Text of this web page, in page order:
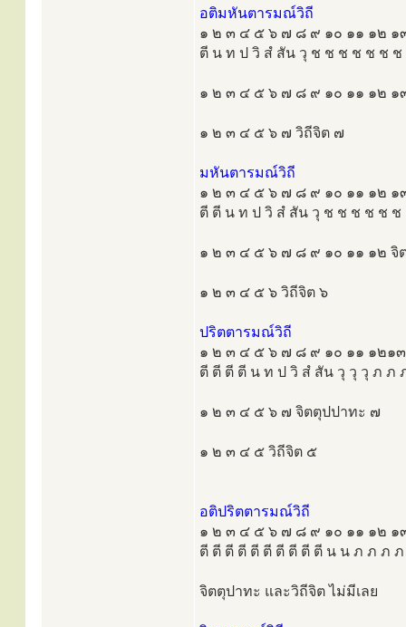
อติมหันตารมณ์วิถี
๑ ๒ ๓ ๔ ๕ ๖ ๗ ๘ ๙ ๑๐ ๑๑ ๑๒
ตี น ท ป วิ สํ สัน วุ ช ช ช ช ช ช ช
๑ ๒ ๓ ๔ ๕ ๖ ๗ ๘ ๙ ๑๐ ๑๑ ๑๒ ๑
๑ ๒ ๓ ๔ ๕ ๖ ๗ วิถีจิต ๗
มหันตารมณ์วิถี
๑ ๒ ๓ ๔ ๕ ๖ ๗ ๘ ๙ ๑๐ ๑๑ ๑๒
ตี ตี น ท ป วิ สํ สัน วุ ช ช ช ช ช ช
๑ ๒ ๓ ๔ ๕ ๖ ๗ ๘ ๙ ๑๐ ๑๑ ๑๒ จิ
๑ ๒ ๓ ๔ ๕ ๖ วิถีจิต ๖
ปริตตารมณ์วิถี
๑ ๒ ๓ ๔ ๕ ๖ ๗ ๘ ๙ ๑๐ ๑๑ ๑๒๑
ตี ตี ตี ตี น ท ป วิ สํ สัน วุ วุ วุ ภ ภ
๑ ๒ ๓ ๔ ๕ ๖ ๗ จิตตุปปาทะ ๗
๑ ๒ ๓ ๔ ๕ วิถีจิต ๕
อติปริตตารมณ์วิถี
๑ ๒ ๓ ๔ ๕ ๖ ๗ ๘ ๙ ๑๐ ๑๑ ๑๒
ตี ตี ตี ตี ตี ตี ตี ตี ตี ตี น น ภ ภ ภ
จิตตุปาทะ และวิถีจิต ไม่มีเลย